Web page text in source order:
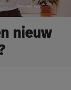
nieuw